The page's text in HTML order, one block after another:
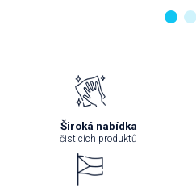
Široká nabídka
čisticích produktů